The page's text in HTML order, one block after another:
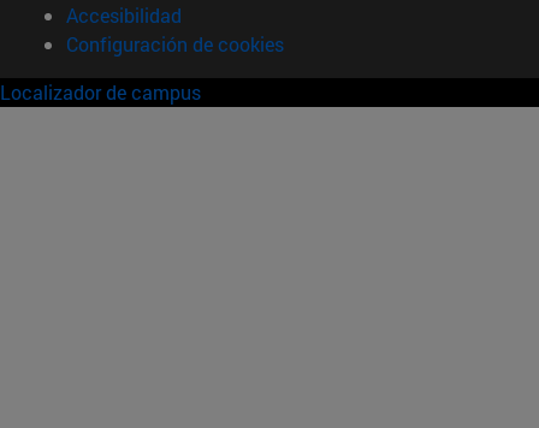
Accesibilidad
Configuración de cookies
Localizador de campus